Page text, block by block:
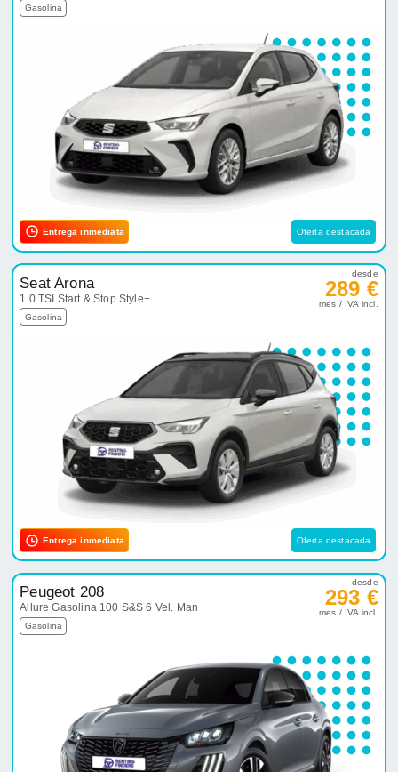
Entrega inmediata Oferta destacada
Seat Arona
1.0 TSI Start & Stop Style+
Gasolina
desde
289 €
mes / IVA incl.
Entrega inmediata Oferta destacada
Peugeot 208
Allure Gasolina 100 S&S 6 Vel. Man
desde
293 €
mes / IVA incl.
Entrega rápida Oferta destacada
Kia Stonic
desde
296 €